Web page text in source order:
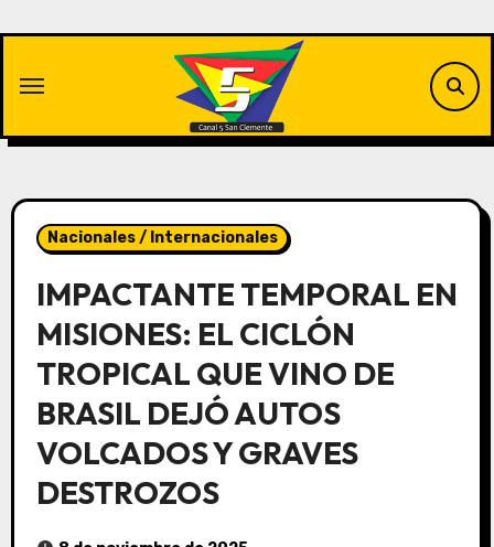
contenido
Nacionales / Internacionales
IMPACTANTE TEMPORAL EN
MISIONES: EL CICLÓN
TROPICAL QUE VINO DE
BRASIL DEJÓ AUTOS
VOLCADOS Y GRAVES
DESTROZOS